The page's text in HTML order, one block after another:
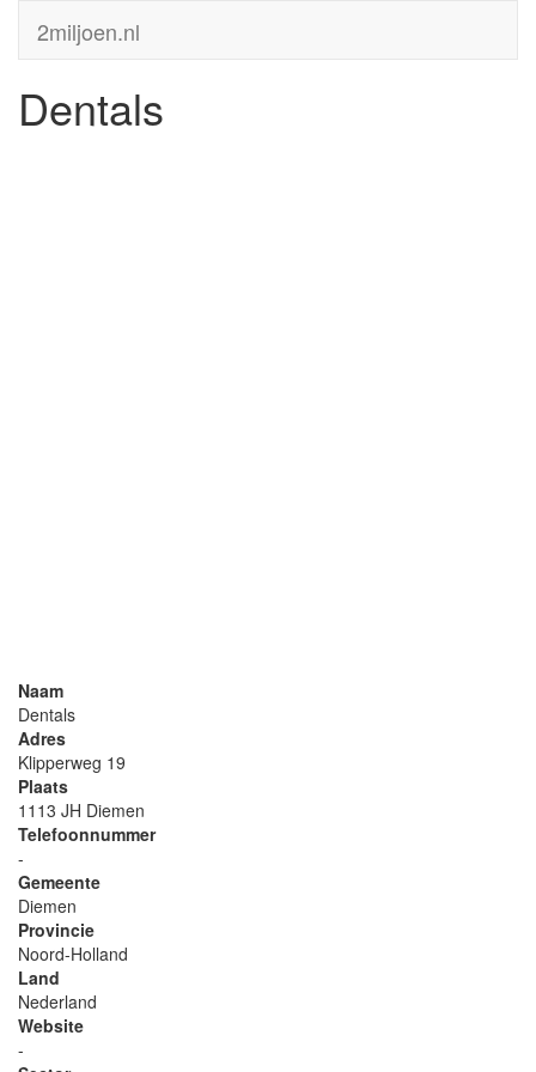
2miljoen.nl
Dentals
Naam
Dentals
Adres
Klipperweg 19
Plaats
1113 JH Diemen
Telefoonnummer
-
Gemeente
Diemen
Provincie
Noord-Holland
Land
Nederland
Website
-